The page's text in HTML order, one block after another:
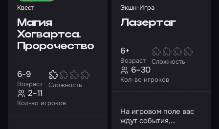
Квест
Магия
Хогвартса.
Пророчество
Возраст
6-9
Сложность
Кол-во игроков
2–11
Экшн-Игра
Лазертаг
Возраст
6+
Сложность
Кол-во игроков
6–30
На игровом поле вас
ждут события,